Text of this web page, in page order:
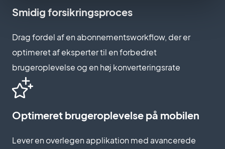
Smidig forsikringsproces
Drag fordel af en abonnementsworkflow, der er
optimeret af eksperter til en forbedret
brugeroplevelse og en høj konverteringsrate
Optimeret brugeroplevelse på mobilen
Lever en overlegen applikation med avancerede